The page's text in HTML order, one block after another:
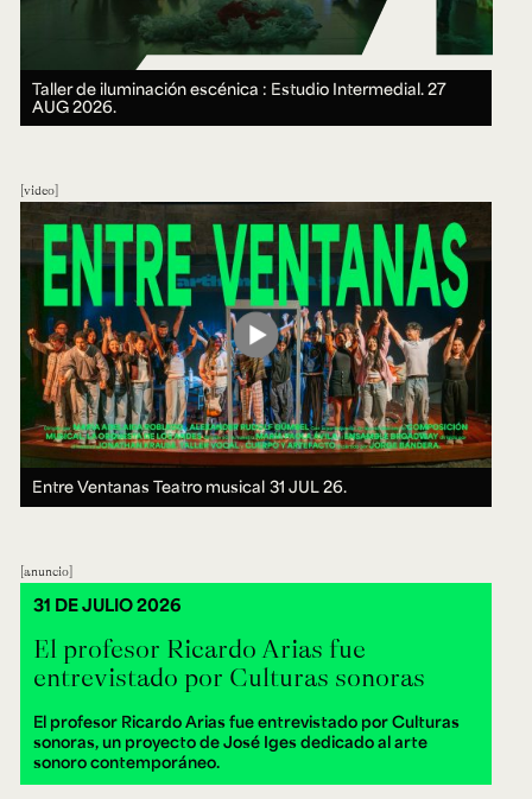
Taller de iluminación escénica : Estudio Intermedial.27
AUG 2026.
video
Entre Ventanas Teatro musical 31 JUL 26.
anuncio
El profesor Ricardo Arias fue
entrevistado por Culturas sonoras
El profesor Ricardo Arias fue entrevistado por Culturas
sonoras, un proyecto de José Iges dedicado al arte
sonoro contemporáneo.
31 DE JULIO 2026